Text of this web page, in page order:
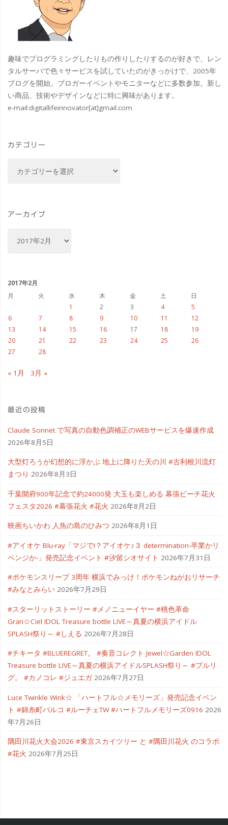
カ
ー
ャ」
観
賞
ブ
趣味でプログラミングしたりもの作りしたりするのが好きで、レン
タルサーバで色々サービスを試していたのがきっかけで、2005年
ブログを開始。ブロガーイベントやモニターなどに多数参加。新し
い商品、技術やデザインなどに特に興味があります。
e-mail:digitallifeinnovator[at]gmail.com
カテゴリー
ー
アーカイブ
ブ
2017年2月
月
火 水 木 金 土
日
1
2 3 4
5
6
7 8 9 10 11
12
13
14 15 16 17 18
19
20
21 22 23 24 25
26
27
28
« 1月 3月 »
最近の投稿
Claude Sonnet で写真の自動色調補正のWEBサービスを爆速作成
2026年8月5日
大型灯ろうが幻想的に浮かぶ 地上に降りた天の川 #古利根川流灯
まつり 2026年8月3日
千葉開府900年記念で約24000発 大玉も楽しめる 幕張ビーチ花火
フェスタ2026 #幕張花火 #花火 2026年8月2日
映画ちいかわ 人魚の島のひみつ 2026年8月1日
#アイオケ Blu-ray「マジで!？アイオケ♪３ determination-卒業かリ
ベンジか-」発売記念イベント #汐留シオサイト 2026年7月31日
#ポケモンスリープ 3周年 横浜でみっけ！ポケモンねがおリサーチ
#みなとみらい 2026年7月29日
#スターリットストーリー #メノニューイヤー #桃色革命
Gran☆Ciel IDOL Treasure bottle LIVE～真夏の横浜アイドル
SPLASH祭り～ #しえる 2026年7月28日
#チキータ #BLUEREGRET。 #奏音コレクト Jewel☆Garden IDOL
Treasure bottle LIVE～真夏の横浜アイドルSPLASH祭り～ #ブルリ
グ。 #カノコレ #ジュエガ 2026年7月27日
Luce Twinkle Wink☆ 「ハートフル☆メモリーズ」発売記念イベン
ト #錦糸町パルコ #ルーチェTW #ハートフルメモリーズ0916 2026
年7月26日
隅田川花火大会2026 #東京スカイツリー と #隅田川花火 のコラボ
#花火 2026年7月25日